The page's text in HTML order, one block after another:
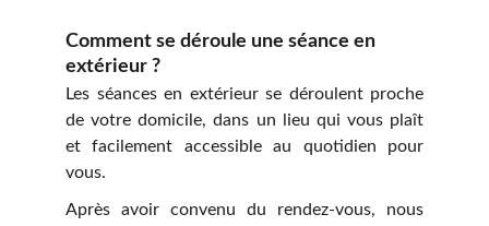
Comment se déroule une séance en
extérieur ?
Les séances en extérieur se déroulent proche
de votre domicile, dans un lieu qui vous plaît
et facilement accessible au quotidien pour
vous.
Après avoir convenu du rendez-vous, nous